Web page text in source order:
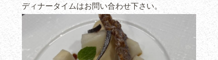
ディナータイムはお問い合わせ下さい。